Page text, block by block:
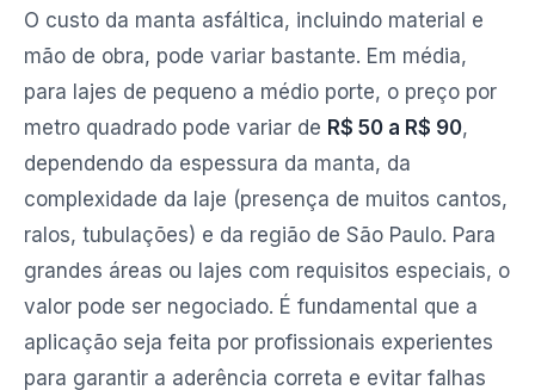
O custo da manta asfáltica, incluindo material e
mão de obra, pode variar bastante. Em média,
para lajes de pequeno a médio porte, o preço por
metro quadrado pode variar de R$ 50 a R$ 90,
dependendo da espessura da manta, da
complexidade da laje (presença de muitos cantos,
ralos, tubulações) e da região de São Paulo. Para
grandes áreas ou lajes com requisitos especiais, o
valor pode ser negociado. É fundamental que a
aplicação seja feita por profissionais experientes
para garantir a aderência correta e evitar falhas